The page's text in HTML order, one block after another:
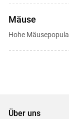
Mäuse
Hohe
Über uns